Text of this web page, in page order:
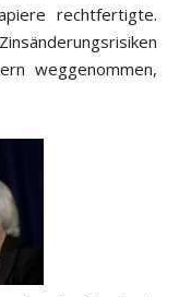
rechtfertigte.
weggenommen,